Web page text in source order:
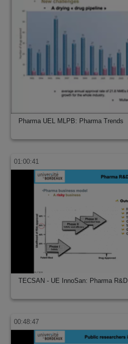
Pharma UEL MLPB: Pharma Trends
01:00:41
TECSAN - UE InnoSan: Pharma R&D
00:48:47